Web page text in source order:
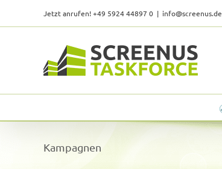
content
Jetzt anrufen! +49 5924 44897 0 | info@screenus.de
Kampagnen